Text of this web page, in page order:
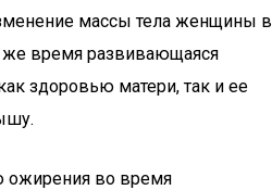
массы тела женщины в
время развивающаяся
здоровью матери, так и ее
ожирения во время